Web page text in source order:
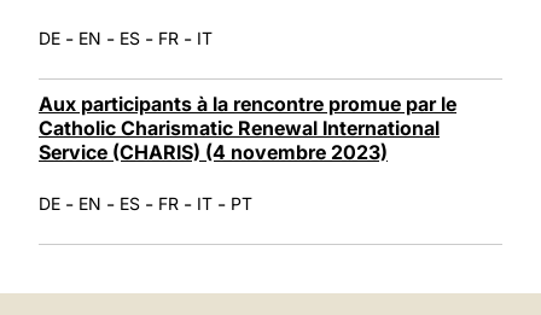
DE - EN - ES - FR - IT
Aux participants à la rencontre promue par le
Catholic Charismatic Renewal International
Service (CHARIS) (4 novembre 2023)
DE - EN - ES - FR - IT - PT